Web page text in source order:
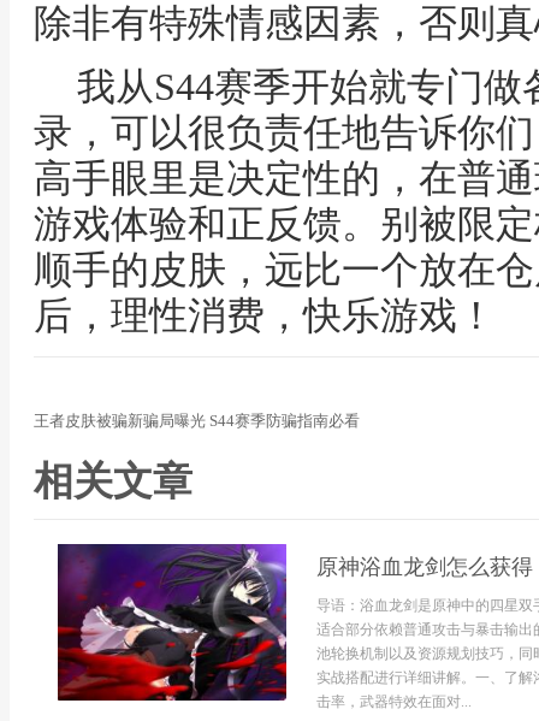
除非有特殊情感因素，否则
我从S44赛季开始就专门
录，可以很负责任地告诉你
高手眼里是决定性的，在普
游戏体验和正反馈。别被限
顺手的皮肤，远比一个放在
后，理性消费，快乐游戏！
王者皮肤被骗新骗局曝光 S44赛季防骗指南必看
相关文章
原神浴血龙剑怎么获得
导语：浴血龙剑是原神中的四星
适合部分依赖普通攻击与暴击输
池轮换机制以及资源规划技巧，
实战搭配进行详细讲解。一、了
击率，武器特效在面对...